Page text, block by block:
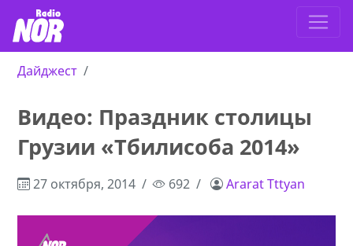
Дайджест
Видео: Праздник столицы
Грузии «Тбилисоба 2014»
27 октября, 2014 692 Ararat Tttyan